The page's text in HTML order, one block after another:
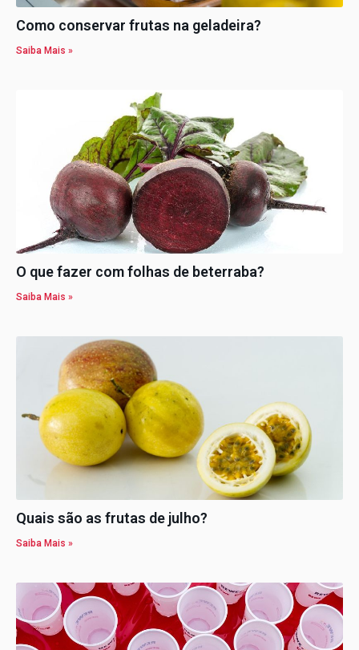
Como conservar frutas na geladeira?
Saiba Mais »
O que fazer com folhas de beterraba?
Saiba Mais »
Quais são as frutas de julho?
Saiba Mais »